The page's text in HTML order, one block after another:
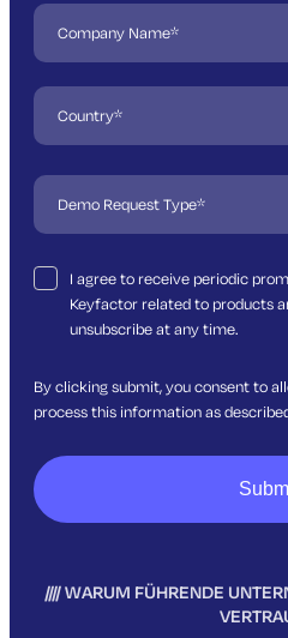
WARUM FÜHRENDE
I agree to receive periodic
Keyfactor related to products
unsubscribe at any time.
By clicking submit, you consent to
process this information as